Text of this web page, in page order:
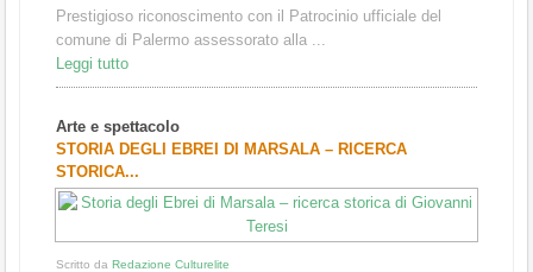
Prestigioso riconoscimento con il Patrocinio ufficiale del
comune di Palermo assessorato alla ...
Leggi tutto
Arte e spettacolo
STORIA DEGLI EBREI DI MARSALA – RICERCA
STORICA...
Scritto da Redazione Culturelite